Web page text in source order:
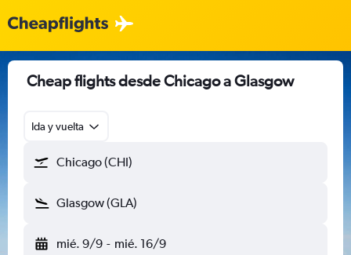
Cheap flights desde Chicago a Glasgow
Ida y vuelta
Chicago (CHI)
Glasgow (GLA)
mié. 9/9 - mié. 16/9